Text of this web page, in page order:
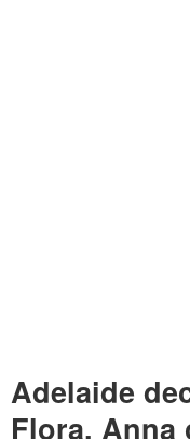
Adelaide
Flora, Anna